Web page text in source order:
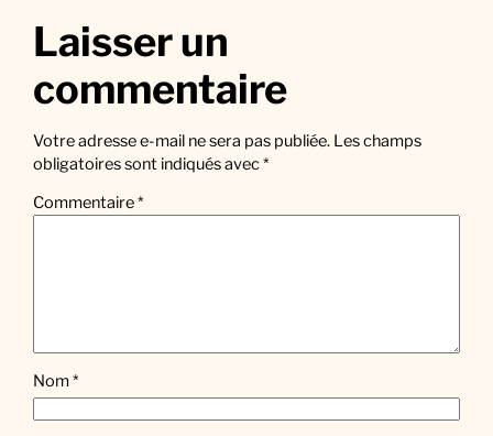
Laisser un
commentaire
Votre adresse e-mail ne sera pas publiée. Les champs
obligatoires sont indiqués avec*
Commentaire*
Nom*